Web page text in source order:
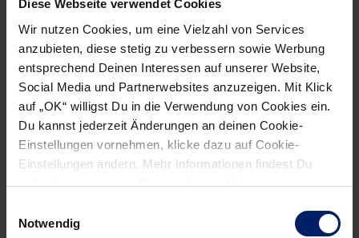
Diese Webseite verwendet Cookies
Wir nutzen Cookies, um eine Vielzahl von Services
anzubieten, diese stetig zu verbessern sowie Werbung
entsprechend Deinen Interessen auf unserer Website,
Social Media und Partnerwebsites anzuzeigen. Mit Klick
auf „OK“ willigst Du in die Verwendung von Cookies ein.
Du kannst jederzeit Änderungen an deinen Cookie-
Einstellungen vornehmen, klicke dazu auf Cookie-
Einstellungen ändern. Mehr Informationen findest Du
außerdem in unsererDatenschutzerklärung.
Notwendig
die Badener ihre Siegesserie weiter ausbauen und ihren
Spitzenplatz in der DKB Handball-Bundesliga festigen.
Dabei ist klar: Auch gegen die Truppe von Trainer-Kauz
Michael Biegler werden die Löwen in Sachen Fokus und
Präzision wieder zulegen müssen im Vergleich zu den
hektischen Schlussminuten von Mittwochabend.